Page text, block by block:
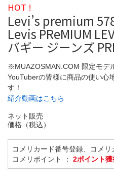
HOT !
Levi’s premium
Levis PReMIUM
バギー ジーンズ
※MUAZOSMAN.COM 限定モデ
YouTuberの皆様に商品の使い心
す！
紹介動画はこちら
ネット販売
価格（税込）
コメリカード番号登録、コメ
コメリポイント ： 2ポイント獲